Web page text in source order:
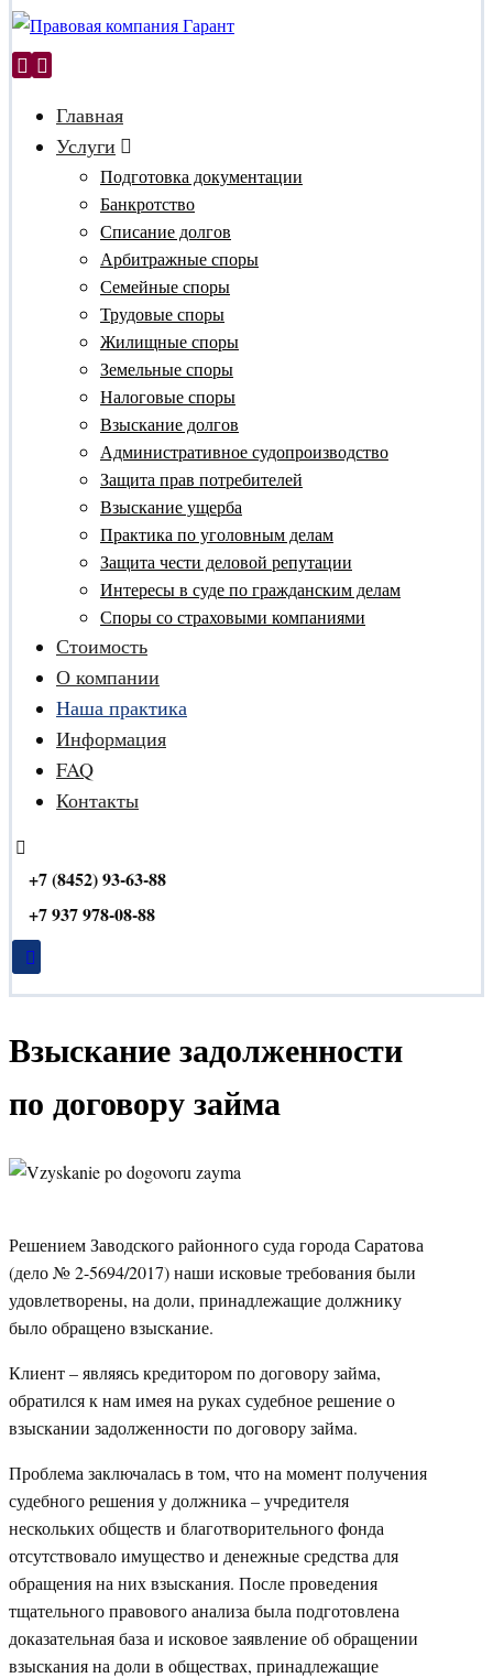
Главная
Услуги
Подготовка документации
Банкротство
Списание долгов
Арбитражные споры
Семейные споры
Трудовые споры
Жилищные споры
Земельные споры
Налоговые споры
Взыскание долгов
Административное судопроизводство
Защита прав потребителей
Взыскание ущерба
Практика по уголовным делам
Защита чести деловой репутации
Интересы в суде по гражданским делам
Споры со страховыми компаниями
Стоимость
О компании
Наша практика
Информация
FAQ
Контакты
+7 (8452) 93-63-88
+7 937 978-08-88
Взыскание задолженности
по договору займа
Решением Заводского районного суда города Саратова
(дело № 2-5694/2017) наши исковые требования были
удовлетворены, на доли, принадлежащие должнику
было обращено взыскание.
Клиент – являясь кредитором по договору займа,
обратился к нам имея на руках судебное решение о
взыскании задолженности по договору займа.
Проблема заключалась в том, что на момент получения
судебного решения у должника – учредителя
нескольких обществ и благотворительного фонда
отсутствовало имущество и денежные средства для
обращения на них взыскания. После проведения
тщательного правового анализа была подготовлена
доказательная база и исковое заявление об обращении
взыскания на доли в обществах, принадлежащие